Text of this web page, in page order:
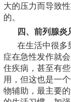
大的压力而导致
的。
四、前列腺
在生活中很多
症在急性发作就
住疾病，甚至有
用，但这也是一
物辅助，最主要